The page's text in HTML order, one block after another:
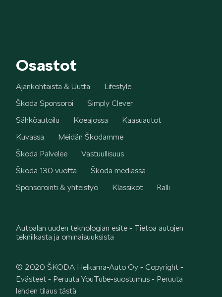
KODIAQ
SUPERB
Osastot
Ajankohtaista & Uutta
Lifestyle
Škoda Sponsoroi
Simply Clever
Sähköautoilu
Koeajossa
Kaasuautot
Kuvassa
Meidän Škodamme
Škoda Palvelee
Vastuullisuus
Škoda 130 vuotta
Škoda mediassa
Sponsorointi & yhteistyö
Klassikot Ralli
Autoalan uuden teknologian esite - Tietoa autojen
tekniikasta ja ominaisuuksista
© 2020 ŠKODA Helkama-Auto Oy - Copyright-
Evästeet- Peruuta YouTube-suostumus - Peruuta
lehden tilaus tästä